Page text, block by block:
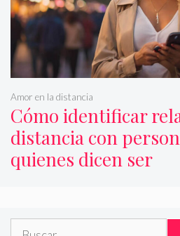
Cómo identificar
distancia con
quienes dicen ser
Amor en la distancia
Buscar: